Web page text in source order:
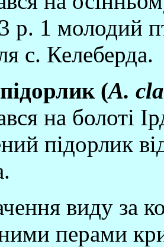
р. 1 молодий
с. Келеберда.
дорлик (A.
на болотi
пiдорлик
виду за
перами